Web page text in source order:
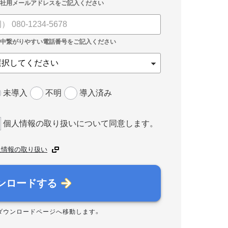
未導入 不明 導入済み
個人情報の取り扱いについて同意します。
報の取り扱い
ロードする
ウンロードページへ移動します。